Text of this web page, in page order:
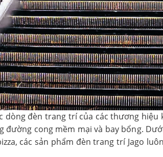
dòng đèn trang trí của các thương
đường cong mềm mại và bay bổng.
các sản phẩm đèn trang trí Jago